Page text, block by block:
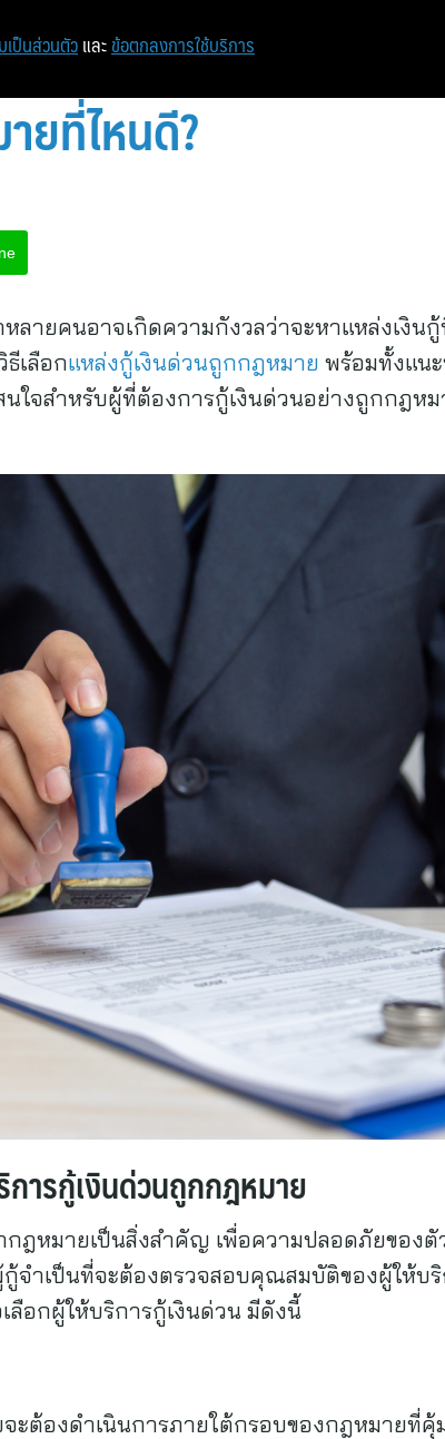
หน้าแรก ท่องเที่ยว
ยที่ไหนดี?
หลายคนอาจเกิดความกังวลว่าจะหาแหล่งเงิ
เลือกแหล่งกู้เงินด่วนถูกกฎหมาย พร้อมทั้งแน
นใจสำหรับผู้ที่ต้องการกู้เงินด่วนอย่างถูกกฎห
ารกู้เงินด่วนถูกกฎหมาย
ฎหมายเป็นสิ่งสำคัญ เพื่อความปลอดภัยของตั
จำเป็นที่จะต้องตรวจสอบคุณสมบัติของผู้ให้บ
อกผู้ให้บริการกู้เงินด่วน มีดังนี้
ะต้องดำเนินการภายใต้กรอบของกฎหมายที่คุ้
เป็นส่วนตัว และ ข้อตกลงการใช้บริการ